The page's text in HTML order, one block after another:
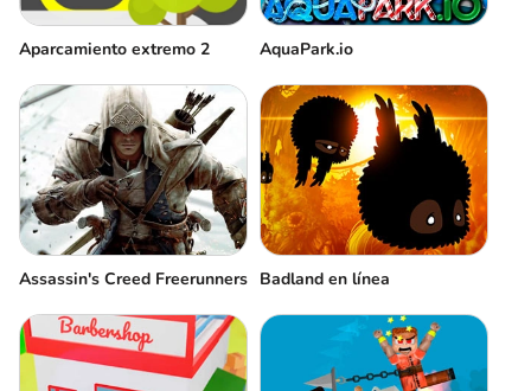
Aparcamiento extremo 2 AquaPark.io
Assassin's Creed Freerunners Badland en línea